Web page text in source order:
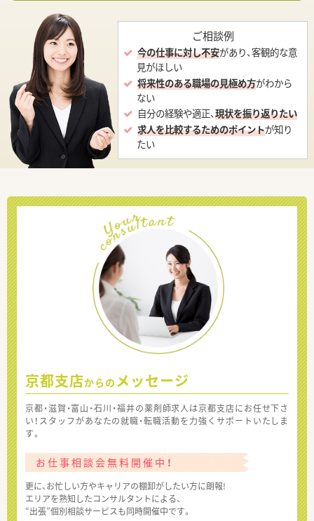
ご相談例
今の仕事に対し不安があり、客観的な意
見がほしい
将来性のある職場の見極め方がわから
ない
自分の経験や適正、現状を振り返りたい
求人を比較するためのポイントが知り
たい
京都支店からの メッセージ
京都・滋賀・富山・石川・福井の薬剤師求人は京都支店にお任せ下さ
い！スタッフがあなたの就職・転職活動を力強くサポートいたしま
す。
お仕事相談会無料開催中！
更に、お忙しい方やキャリアの棚卸がしたい方に朗報!
エリアを熟知したコンサルタントによる、
“出張”個別相談サービスも同時開催中です。